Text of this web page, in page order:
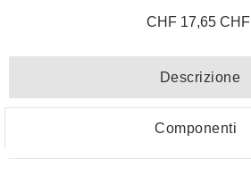
CHF 17,65 CHF
Descrizione
Componenti